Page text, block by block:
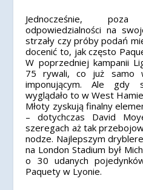
Jednocześnie,
odpowiedzialności na
strzały czy próby podań
docenić to, jak często
W poprzedniej kampanii
75 rywali, co już samo
imponującym. Ale
wyglądało to w West
Młoty zyskują finalny
– dotychczas David
szeregach aż tak
nodze. Najlepszym
na London Stadium był
o 30 udanych
Paquety w Lyonie.